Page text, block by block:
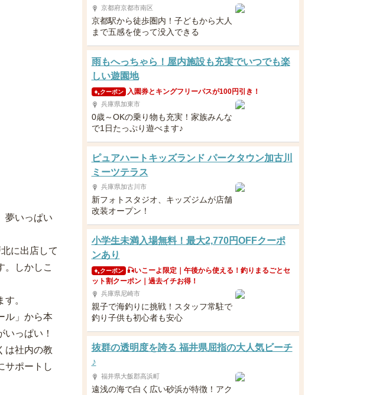
夢いっぱい
に出店して
。しかしこ
。
ル」から本
っぱい！
は社内の教
サポートし
京都府京都市南区
京都駅から徒歩圏内！子どもから大人
まで五感を使って没入できる
雨もへっちゃら！屋内施設も充実でいつでも楽
しい遊園地
クーポン 入園券とキングフリーパスが100円引き！
兵庫県加東市
0歳～OKの乗り物も充実！家族みんな
で1日たっぷり遊べます♪
ピュアハートキッズランド パークタウン加古川
ミーツテラス
兵庫県加古川市
新フォトスタジオ、キッズジムが店舗
改装オープン！
小学生未満入場無料！最大2,770円OFFクーポ
ンあり
クーポン 🎣いこーよ限定｜午後から使える！釣りまるごとセ
ット割クーポン｜過去イチお得！
兵庫県尼崎市
親子で海釣りに挑戦！スタッフ常駐で
釣り子供も初心者も安心
抜群の透明度を誇る 福井県屈指の大人気ビーチ
♪
福井県大飯郡高浜町
遠浅の海で白く広い砂浜が特徴！アク